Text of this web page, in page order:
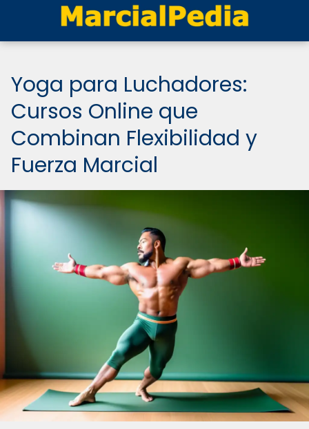
Yoga para Luchadores:
Cursos Online que
Combinan Flexibilidad y
Fuerza Marcial